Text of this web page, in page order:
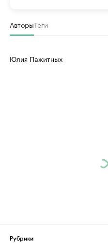
АвторыТеги
Юлия Пажитных
Рубрики